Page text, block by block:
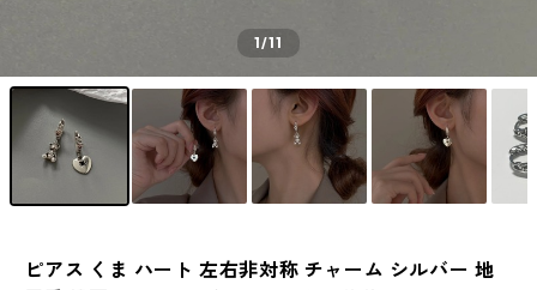
1/11
ピアス くま ハート 左右非対称 チャーム シルバー 地